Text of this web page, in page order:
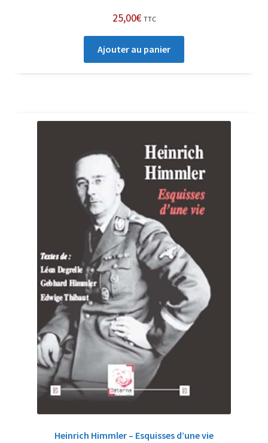
25,00€ TTC
Ajouter au panier
Heinrich Himmler – Esquisses d’une vie